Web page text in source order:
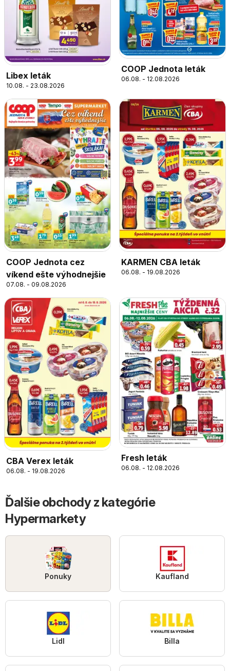
Libex leták
10.08. - 23.08.2026
COOP Jednota leták
06.08. - 12.08.2026
COOP Jednota cez
víkend ešte výhodnejšie
07.08. - 09.08.2026
KARMEN CBA leták
06.08. - 19.08.2026
CBA Verex leták
06.08. - 19.08.2026
Fresh leták
06.08. - 12.08.2026
Ďalšie obchody z kategórie
Hypermarkety
Ponuky Kaufland
Lidl Billa